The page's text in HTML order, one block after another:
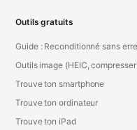
Outils gratuits
Guide : Reconditionné sans
Outils image (HEIC,
Trouve ton smartphone
Trouve ton ordinateur
Trouve ton iPad